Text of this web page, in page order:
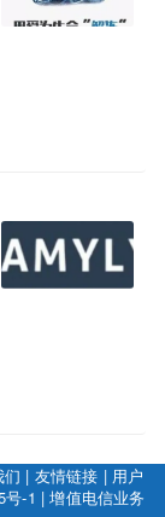
们 | 友情链接 | 用户
号-1 |增值电信业务